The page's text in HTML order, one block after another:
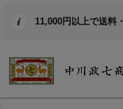
11,000円以上で送料